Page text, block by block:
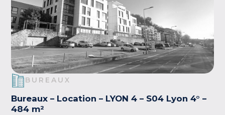
BUREAUX
Bureaux – Location – LYON 4 – S04 Lyon 4° –
484 m²